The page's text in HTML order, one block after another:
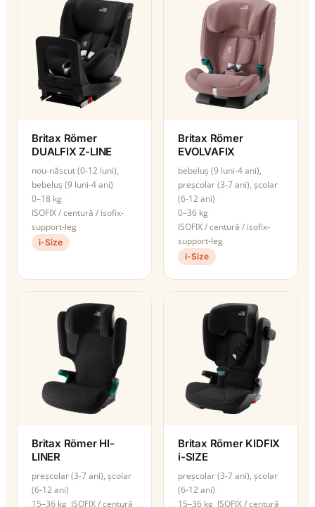
Britax Römer
DUALFIX Z-LINE
nou-născut (0-12 luni),
bebeluș (9 luni-4 ani)
0–18 kg
ISOFIX / centură / isofix-
support-leg
i-Size
Britax Römer
EVOLVAFIX
bebeluș (9 luni-4 ani),
preșcolar (3-7 ani), școlar
(6-12 ani)
0–36 kg
ISOFIX / centură / isofix-
support-leg
i-Size
Britax Römer HI-
LINER
preșcolar (3-7 ani), școlar
(6-12 ani)
15–36 kg ISOFIX / centură
Britax Römer KIDFIX
i-SIZE
preșcolar (3-7 ani), școlar
(6-12 ani)
15–36 kg ISOFIX / centură